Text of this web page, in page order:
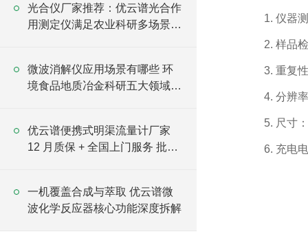
1. 仪器
2. 样品
3. 重复
4. 分辨
5. 尺寸
6. 充电
光合仪厂家推荐：优云谱光合作
用测定仪满足农业科研多场景应
微波消解仪应用场景有哪些 环
境食品地质冶金科研五大领域全
优云谱便携式明渠流量计厂家
12 月质保 + 全国上门服务 批量
一机覆盖合成与萃取 优云谱微
波化学反应器核心功能深度拆解